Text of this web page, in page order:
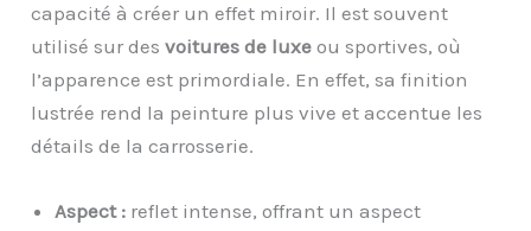
capacité à créer un effet miroir. Il est souvent
utilisé sur desvoitures de luxe ou sportives, où
l’apparence est primordiale. En effet, sa finition
lustrée rend la peinture plus vive et accentue les
détails de la carrosserie.
Aspect : reflet intense, offrant un aspect